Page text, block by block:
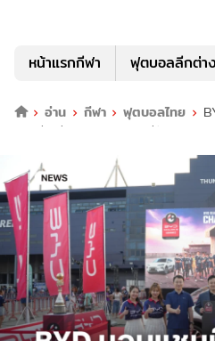
หน้าแรกกีฬา ฟุตบอลลีกต่า
อ่าน กีฬา ฟุตบอลไทย
รถแห่งเกียรติยศฉลอง บุรีรัมย์ แชมป์